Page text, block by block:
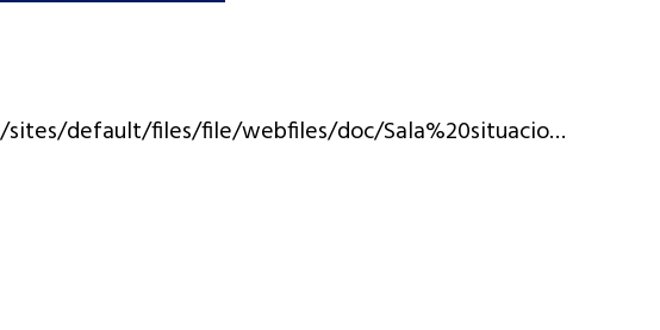
default/files/file/webfiles/doc/Sala%20situacio…